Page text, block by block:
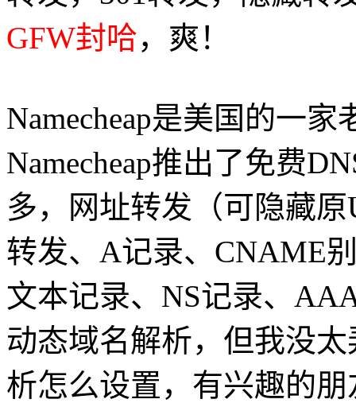
GFW封哈，爽！
Namecheap是美国的一
Namecheap推出了免费
多，网址转发（可隐藏
转发、A记录、CNAME
文本记录、NS记录、
动态域名解析，但我没太
析怎么设置，有兴趣的